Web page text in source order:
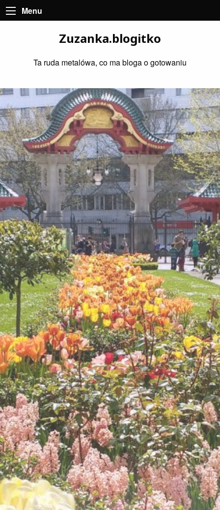
Menu
Zuzanka.blogitko
Ta ruda metalówa, co ma bloga o gotowaniu